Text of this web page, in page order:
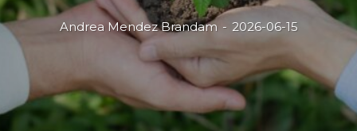
Andrea Mendez Brandam - 2026-06-15